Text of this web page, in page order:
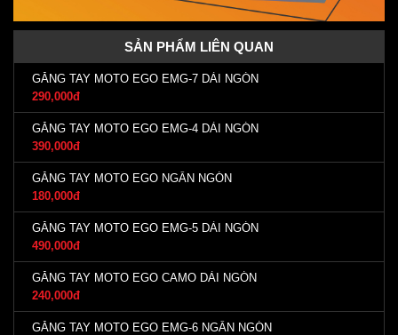
SẢN PHẨM LIÊN QUAN
GĂNG TAY MOTO EGO EMG-7 DÀI NGÓN
290,000đ
GĂNG TAY MOTO EGO EMG-4 DÀI NGÓN
390,000đ
GĂNG TAY MOTO EGO NGẮN NGÓN
180,000đ
GĂNG TAY MOTO EGO EMG-5 DÀI NGÓN
490,000đ
GĂNG TAY MOTO EGO CAMO DÀI NGÓN
240,000đ
GĂNG TAY MOTO EGO EMG-6 NGẮN NGÓN